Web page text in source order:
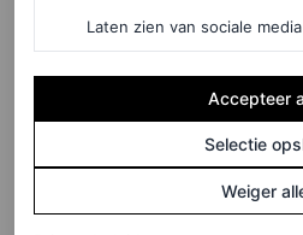
HANNAH
FASHION
Katie
Laten zien van sociale
Accepteer
Selectie
Weiger